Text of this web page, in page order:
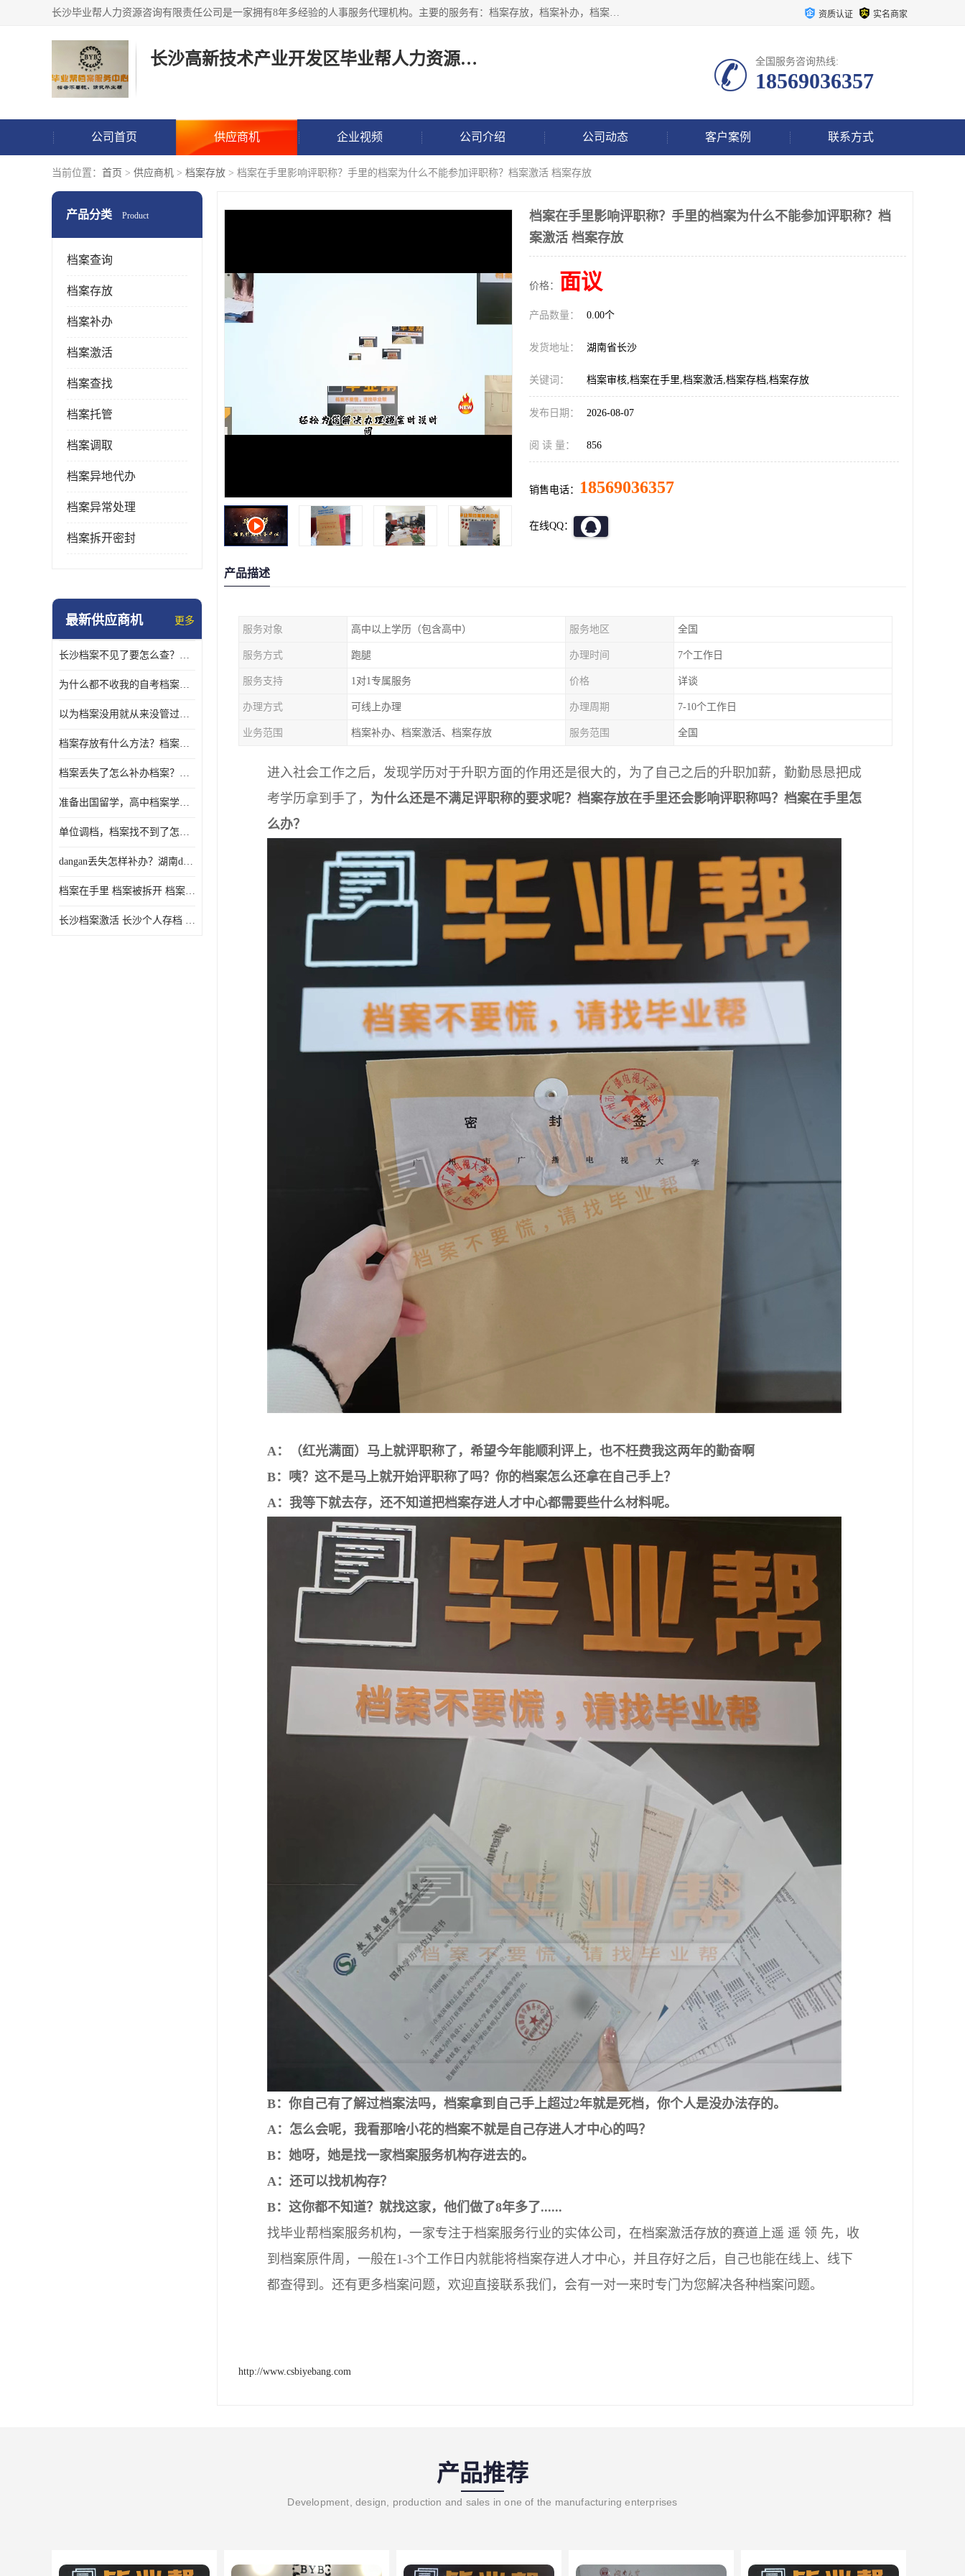
长沙毕业帮人力资源咨询有限责任公司是一家拥有8年多经验的人事服务代理机构。主要的服务有：档案存放，档案补办，档案激活，档案查询，档案查找，档案托管，档案调取，档案异地代办，档案异常处理 等；提供毕业档案处理、人事档案服务、商务代理代办、个人档案等服务，同时办事过程全程与客户沟通，确保真实、安全、可靠！ 资质认证 实名商家
长沙高新技术产业开发区毕业帮人力资源咨询有限责任公司 全国服务咨询热线:
18569036357
公司首页 供应商机 企业视频 公司介绍 公司动态 客户案例 联系方式
当前位置： 首页 > 供应商机 > 档案存放 > 档案在手里影响评职称？手里的档案为什么不能参加评职称？档案激活 档案存放
产品分类 Product
档案查询
档案存放
档案补办
档案激活
档案查找
档案托管
档案调取
档案异地代办
档案异常处理
档案拆开密封
最新供应商机 更多
长沙档案不见了要怎么查？档案查询 档案补办
为什么都不收我的自考档案？自考档案怎么存档？
以为档案没用就从来没管过，现在要用档案该怎么办？
档案存放有什么方法？档案在手里为什么不能用
档案丢失了怎么补办档案？湖南档案补办 档案补办方法
准备出国留学，高中档案学校发给我了怎么办？
单位调档，档案找不到了怎么办？
dangan丢失怎样补办？湖南dangan丢失补办流程介绍！
档案在手里 档案被拆开 档案补办 档案问题一站式服务
长沙档案激活 长沙个人存档 长沙档案存档
档案在手里影响评职称？手里的档案为什么不能参加评职称？档
案激活 档案存放
价格： 面议
产品数量： 0.00个
发货地址： 湖南省长沙
关键词： 档案审核,档案在手里,档案激活,档案存档,档案存放
发布日期： 2026-08-07
阅 读 量： 856
销售电话： 18569036357
在线QQ：
产品描述
服务对象 高中以上学历（包含高中） 服务地区 全国
服务方式 跑腿 办理时间 7个工作日
服务支持 1对1专属服务 价格 详谈
办理方式 可线上办理 办理周期 7-10个工作日
业务范围 档案补办、档案激活、档案存放 服务范围 全国
进入社会工作之后，发现学历对于升职方面的作用还是很大的，为了自己之后的升职加薪，勤勤恳恳把成
考学历拿到手了 ， 为什么还是不满足评职称的要求呢？档案存放在手里还会影响评职称吗？档案在手里怎
么办？
A：（红光满面）马上就评职称了，希望今年能顺利评上，也不枉费我这两年的勤奋啊
B：咦？这不是马上就开始评职称了吗？你的档案怎么还拿在 自己手上？
A：我等下就去存，还不知道把档案存进人才中心都需要些什么材料呢。
B：你自己有了解过档案法吗， 档案拿到自己手上超过2年就是死档，你个人是没办法存的。
A： 怎么会呢，我看那啥小花的档案不就是自己存进人才中心的吗？
B：她呀，她是找一家档案服务机构存进去的。
A： 还可以找机构存？
B： 这你都不知道？就找这家，他们做了8年多了......
找毕业帮档案服务机构，一家专注于档案服务行业的实体公司，在档案激活存放的赛道上遥 遥 领 先，收
到档案原件周，一般在1-3个工作日内就能将档案存进人才中心，并且存好之后，自己也能在线上、线下
都查得到。还有更多档案问题，欢迎直接联系我们，会有一对一来时专门为您解决各种档案问题。
http://www.csbiyebang.com
产品推荐
Development, design, production and sales in one of the manufacturing enterprises